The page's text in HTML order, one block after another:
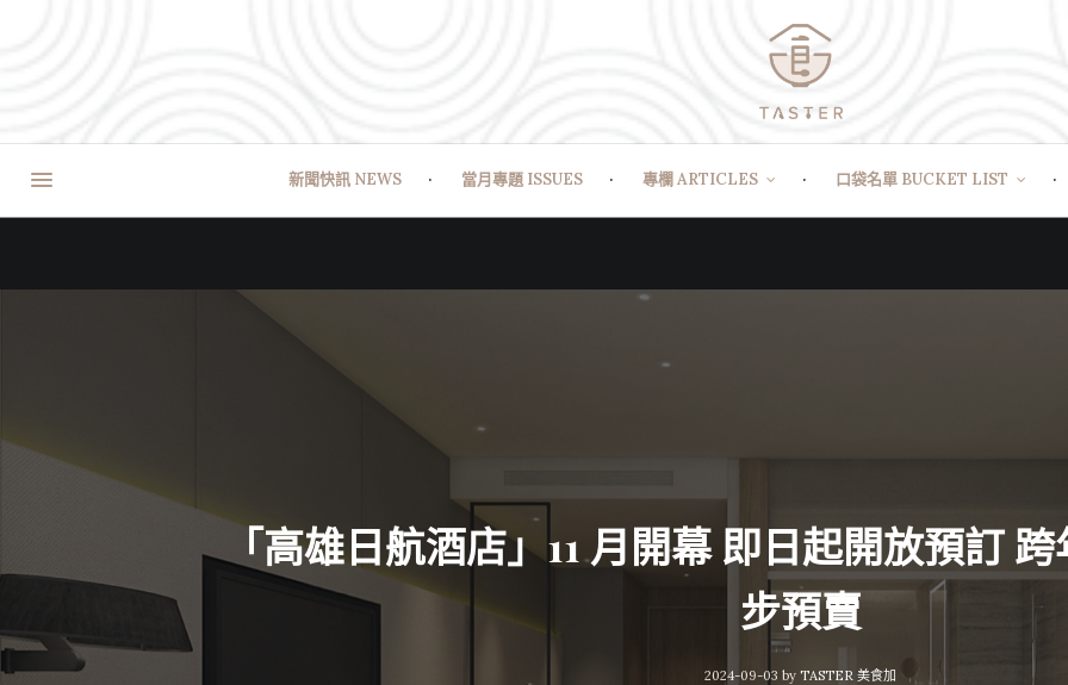
新聞快訊 NEWS 當月專題 ISSUES 專欄 ARTICLES 口袋名單 BUCKET LIST
「高雄日航酒店」11 月開幕 即日起開放預訂
步預賣
2024-09-03 by TASTER 美食加